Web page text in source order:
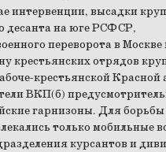
интервенции, высадки
десанта на юге РСФСР,
переворота в Москве
крестьянских отрядов
крестьянской Красной
ВКП(б)
гарнизоны. Для борьбы
только мобильные
курсантов и